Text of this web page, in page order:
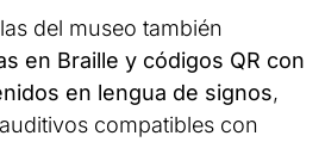
del museo también
en Braille y códigos QR con
en lengua de signos,
compatibles con